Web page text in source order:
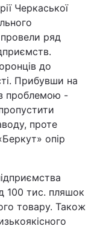
Черкаської
ряд
до
Прибувши на
з проблемою -
проте
опір
100 тис. пляшок
товару. Також